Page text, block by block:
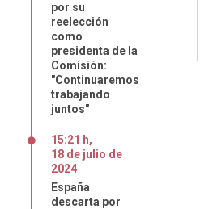
por su
reelección
como
presidenta de la
Comisión:
"Continuaremos
trabajando
juntos"
15:21 h,
18 de julio de
2024
España
descarta por